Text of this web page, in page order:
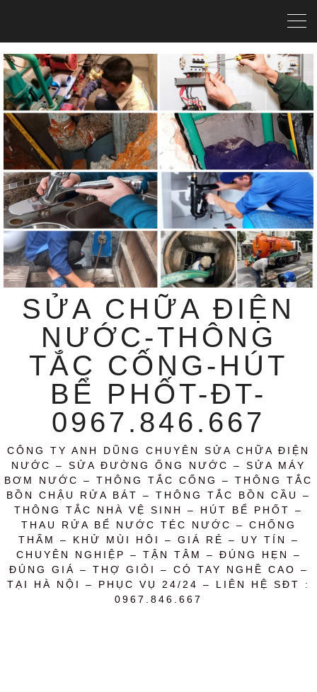
SỬA CHỮA ĐIỆN
NƯỚC-THÔNG
TẮC CỐNG-HÚT
BỂ PHỐT-ĐT-
0967.846.667
CÔNG TY ANH DŨNG CHUYÊN SỬA CHỮA ĐIỆN
NƯỚC – SỬA ĐƯỜNG ỐNG NƯỚC – SỬA MÁY
BƠM NƯỚC – THÔNG TẮC CỐNG – THÔNG TẮC
BỒN CHẬU RỬA BÁT – THÔNG TẮC BỒN CẦU –
THÔNG TẮC NHÀ VỆ SINH – HÚT BỂ PHỐT –
THAU RỬA BỂ NƯỚC TÉC NƯỚC – CHỐNG
THẤM – KHỬ MÙI HÔI – GIÁ RẺ – UY TÍN –
CHUYÊN NGHIỆP – TẬN TÂM – ĐÚNG HẸN –
ĐÚNG GIÁ – THỢ GIỎI – CÓ TAY NGHỀ CAO –
TẠI HÀ NỘI – PHỤC VỤ 24/24 – LIÊN HỆ SĐT :
0967.846.667